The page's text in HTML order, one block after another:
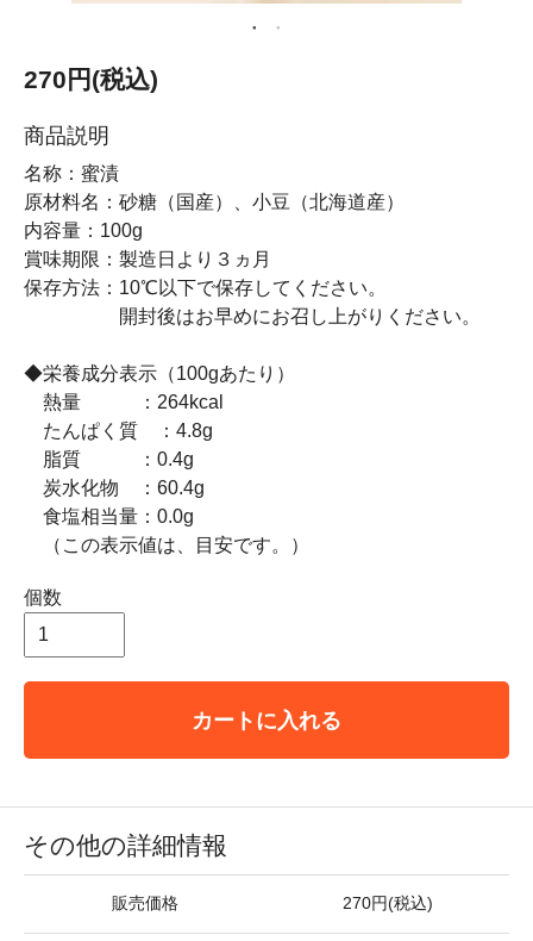
270円(税込)
商品説明
名称：蜜漬
原材料名：砂糖（国産）、小豆（北海道産）
内容量：100g
賞味期限：製造日より３ヵ月
保存方法：10℃以下で保存してください。
開封後はお早めにお召し上がりください。
◆栄養成分表示（100gあたり）
熱量 ：264kcal
たんぱく質 ：4.8g
脂質 ：0.4g
炭水化物 ：60.4g
食塩相当量：0.0g
（この表示値は、目安です。）
個数
カートに入れる
その他の詳細情報
販売価格 270円(税込)